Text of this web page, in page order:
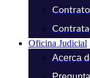
Oficina Judicial
Acerca